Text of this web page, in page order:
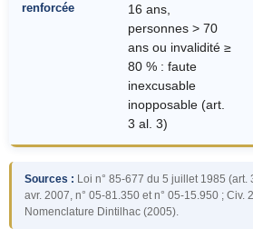
renforcée
16 ans,
personnes > 70
ans ou invalidité ≥
80 % : faute
inexcusable
inopposable (art.
3 al. 3)
Sources : Loi n° 85-677 du 5 juillet 1985 (art.
avr. 2007, n° 05-81.350 et n° 05-15.950 ; Civ.
Nomenclature Dintilhac (2005).